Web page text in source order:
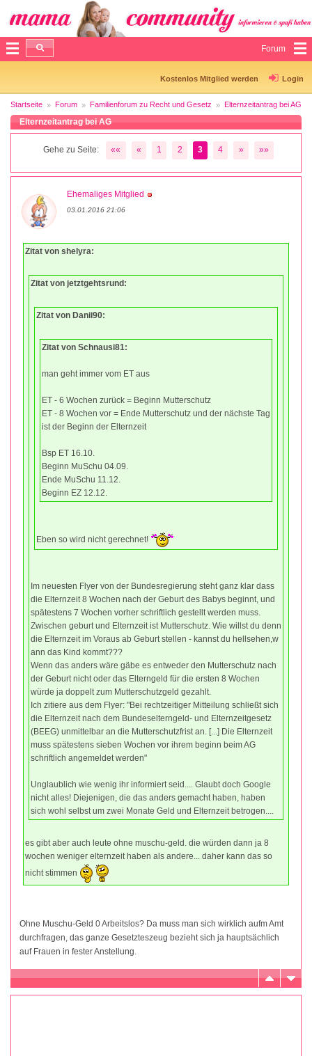
Forum
Kostenlos Mitglied werden Login
Startseite Forum Familienforum zu Recht und Gesetz Elternzeitantrag bei AG
Elternzeitantrag bei AG
Gehe zu Seite: «« « 1 2 3 4 » »»
Ehemaliges Mitglied
03.01.2016 21:06
Zitat von shelyra:
Zitat von jetztgehtsrund:
Zitat von Danii90:
Zitat von Schnausi81:
man geht immer vom ET aus
ET - 6 Wochen zurück = Beginn Mutterschutz
ET - 8 Wochen vor = Ende Mutterschutz und der nächste Tag
ist der Beginn der Elternzeit
Bsp ET 16.10.
Beginn MuSchu 04.09.
Ende MuSchu 11.12.
Beginn EZ 12.12.
Eben so wird nicht gerechnet!
Im neuesten Flyer von der Bundesregierung steht ganz klar dass
die Elternzeit 8 Wochen nach der Geburt des Babys beginnt, und
spätestens 7 Wochen vorher schriftlich gestellt werden muss.
Zwischen geburt und Elternzeit ist Mutterschutz. Wie willst du denn
die Elternzeit im Voraus ab Geburt stellen - kannst du hellsehen,w
ann das Kind kommt???
Wenn das anders wäre gäbe es entweder den Mutterschutz nach
der Geburt nicht oder das Elterngeld für die ersten 8 Wochen
würde ja doppelt zum Mutterschutzgeld gezahlt.
Ich zitiere aus dem Flyer: "Bei rechtzeitiger Mitteilung schließt sich
die Elternzeit nach dem Bundeselterngeld- und Elternzeitgesetz
(BEEG) unmittelbar an die Mutterschutzfrist an. [...] Die Elternzeit
muss spätestens sieben Wochen vor ihrem beginn beim AG
schriftlich angemeldet werden"
Unglaublich wie wenig ihr informiert seid.... Glaubt doch Google
nicht alles! Diejenigen, die das anders gemacht haben, haben
sich wohl selbst um zwei Monate Geld und Elternzeit betrogen....
es gibt aber auch leute ohne muschu-geld. die würden dann ja 8
wochen weniger elternzeit haben als andere... daher kann das so
nicht stimmen
Ohne Muschu-Geld 0 Arbeitslos? Da muss man sich wirklich aufm Amt
durchfragen, das ganze Gesetzteszeug bezieht sich ja hauptsächlich
auf Frauen in fester Anstellung.